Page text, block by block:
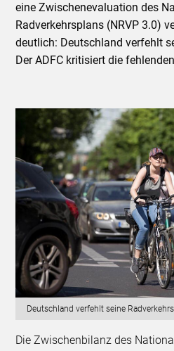
eine Zwischenevaluation des
Radverkehrsplans (NRVP 3.0)
deutlich: Deutschland verfehlt
Der ADFC kritisiert die
Deutschland verfehlt seine
Die Zwischenbilanz des